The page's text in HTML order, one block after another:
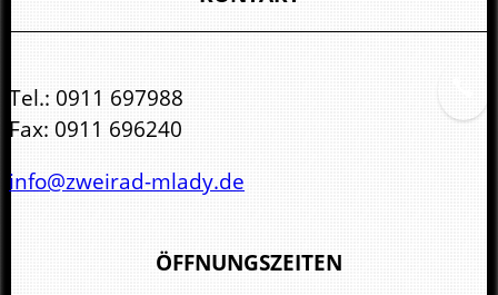
Tel.: 0911 697988
Fax: 0911 696240
info@zweirad-mlady.de
ÖFFNUNGSZEITEN